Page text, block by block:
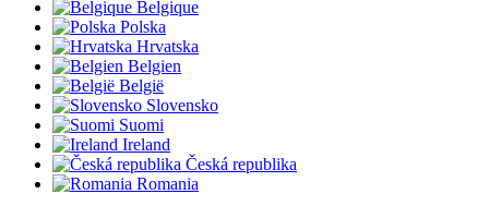
Belgique
Polska
Hrvatska
Belgien
België
Slovensko
Suomi
Ireland
Česká republika
Romania